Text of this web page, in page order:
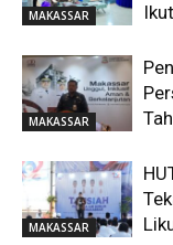
MAKASSAR
MAKASSAR
MAKASSAR